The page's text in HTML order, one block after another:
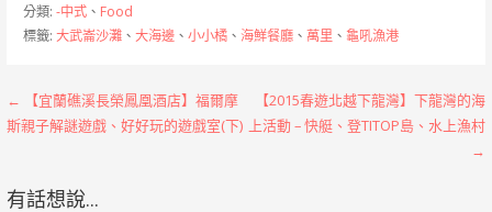
分類: -中式、 Food
標籤: 大武崙沙灘、 大海邊、 小小橘、 海鮮餐廳、 萬里 、 龜吼漁港
文
章
導
← 【宜蘭礁溪長榮鳳凰酒店】福爾摩
斯親子解謎遊戲、好好玩的遊戲室(下)
【2015春遊北越下龍灣】下龍灣的海
上活動 – 快艇、登TITOP島、水上漁村
→
有話想說...